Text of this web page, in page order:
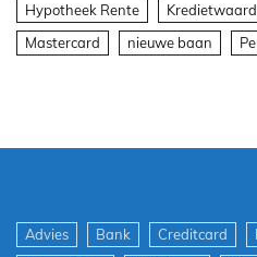
Hypotheek Rente
Mastercard
nieuwe baan
Advies Bank Creditcard